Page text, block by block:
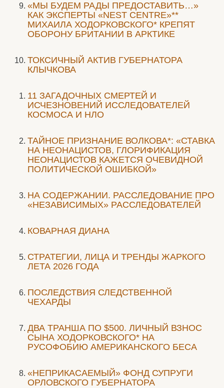
«МЫ БУДЕМ РАДЫ ПРЕДОСТАВИТЬ…»
КАК ЭКСПЕРТЫ «NEST CENTRE»**
МИХАИЛА ХОДОРКОВСКОГО* КРЕПЯТ
ОБОРОНУ БРИТАНИИ В АРКТИКЕ
ТОКСИЧНЫЙ АКТИВ ГУБЕРНАТОРА
КЛЫЧКОВА
11 ЗАГАДОЧНЫХ СМЕРТЕЙ И
ИСЧЕЗНОВЕНИЙ ИССЛЕДОВАТЕЛЕЙ
КОСМОСА И НЛО
ТАЙНОЕ ПРИЗНАНИЕ ВОЛКОВА*: «СТАВКА
НА НЕОНАЦИСТОВ, ГЛОРИФИКАЦИЯ
НЕОНАЦИСТОВ КАЖЕТСЯ ОЧЕВИДНОЙ
ПОЛИТИЧЕСКОЙ ОШИБКОЙ»
НА СОДЕРЖАНИИ. РАССЛЕДОВАНИЕ ПРО
«НЕЗАВИСИМЫХ» РАССЛЕДОВАТЕЛЕЙ
КОВАРНАЯ ДИАНА
СТРАТЕГИИ, ЛИЦА И ТРЕНДЫ ЖАРКОГО
ЛЕТА 2026 ГОДА
ПОСЛЕДСТВИЯ СЛЕДСТВЕННОЙ
ЧЕХАРДЫ
ДВА ТРАНША ПО $500. ЛИЧНЫЙ ВЗНОС
СЫНА ХОДОРКОВСКОГО* НА
РУСОФОБИЮ АМЕРИКАНСКОГО БЕСА
«НЕПРИКАСАЕМЫЙ» ФОНД СУПРУГИ
ОРЛОВСКОГО ГУБЕРНАТОРА